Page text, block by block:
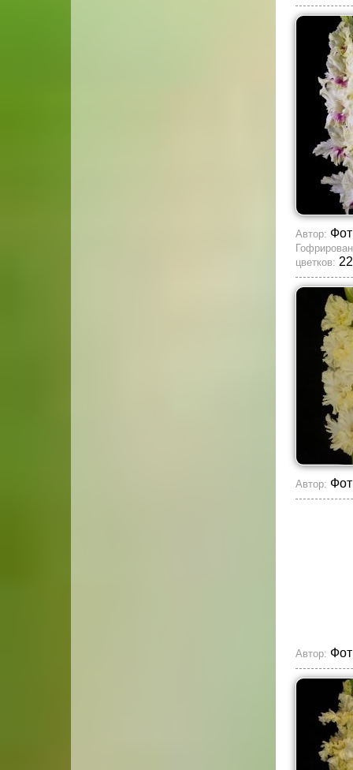
Автор:
цветков:
Автор:
Автор: